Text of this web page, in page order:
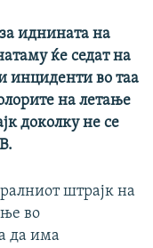
иднината на
ќе седат на
инциденти во таа
на летање
доколку не се
штрајк на
во
да има